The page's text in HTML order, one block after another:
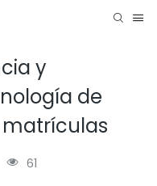
y
de
61